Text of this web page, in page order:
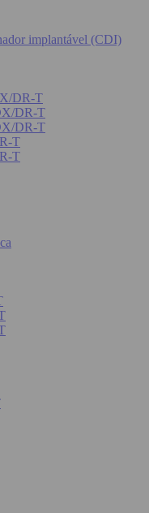
implantável (CDI)
DR-T
DR-T
DR-T
T
T